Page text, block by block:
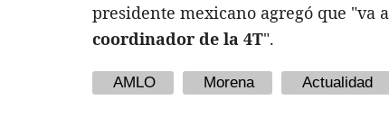
presidente mexicano agregó que "va a
coordinador de la 4T".
AMLO Morena Actualidad